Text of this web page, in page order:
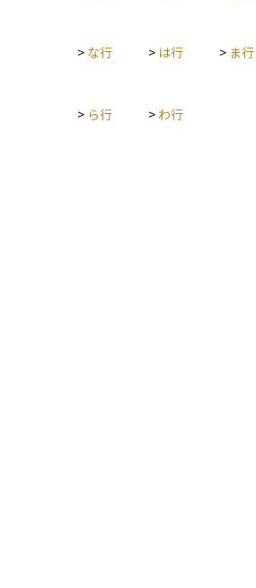
> な行 > は行 > ま行
> ら行 > わ行